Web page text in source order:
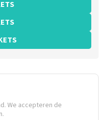
We accepteren de